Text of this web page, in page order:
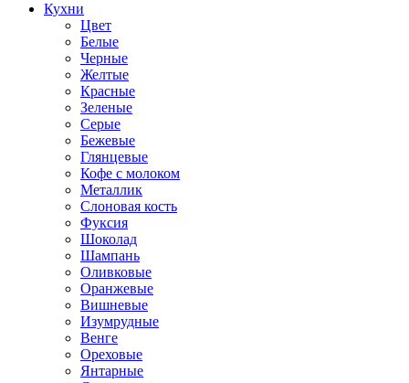
Кухни
Цвет
Белые
Черные
Желтые
Красные
Зеленые
Серые
Бежевые
Глянцевые
Кофе с молоком
Металлик
Слоновая кость
Фуксия
Шоколад
Шампань
Оливковые
Оранжевые
Вишневые
Изумрудные
Венге
Ореховые
Янтарные